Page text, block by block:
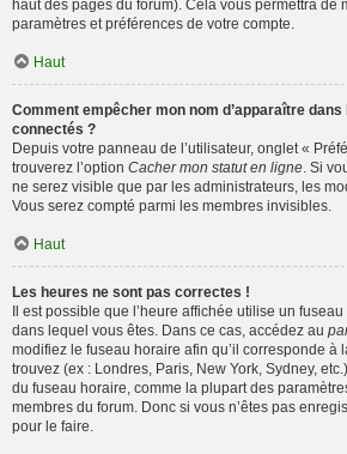
haut des pages du forum). Cela vous permettra de
paramètres et préférences de votre compte.
Haut
Comment empêcher mon nom d’apparaître
connectés ?
Depuis votre panneau de l’utilisateur, onglet «
trouverez l’option Cacher mon statut en ligne. Si
ne serez visible que par les administrateurs, les
Vous serez compté parmi les membres invisibles.
Haut
Les heures ne sont pas correctes !
Il est possible que l’heure affichée utilise un
dans lequel vous êtes. Dans ce cas, accédez au
modifiez le fuseau horaire afin qu’il corresponde à
trouvez (ex : Londres, Paris, New York, Sydney,
du fuseau horaire, comme la plupart des
membres du forum. Donc si vous n’êtes pas
pour le faire.